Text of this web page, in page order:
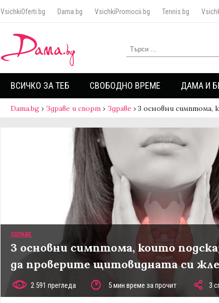
VsichkiOferti.bg Dama.bg VsichkiPromocii.bg Tennis.bg
ВСИЧКО ЗА ТЕБ СВОБОДНО ВРЕМЕ ДАМА И
Dama.bg › Здраве и спорт › Здраве › 3 основни симптома,
ЗДРАВЕ
3 основни симптома, които
да проверите щитовидната си
2 591 прегледа 5 мин време за прочит 3